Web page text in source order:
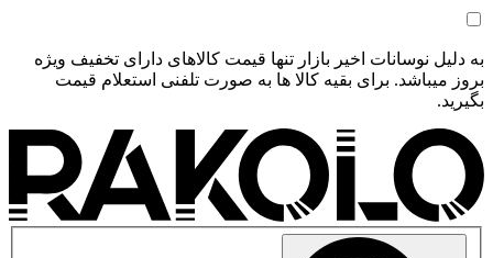
به دلیل نوسانات اخیر بازار تنها قیمت کالاهای دارای تخفیف ویژه
بروز میباشد. برای بقیه کالا ها به صورت تلفنی استعلام قیمت
بگیرید.